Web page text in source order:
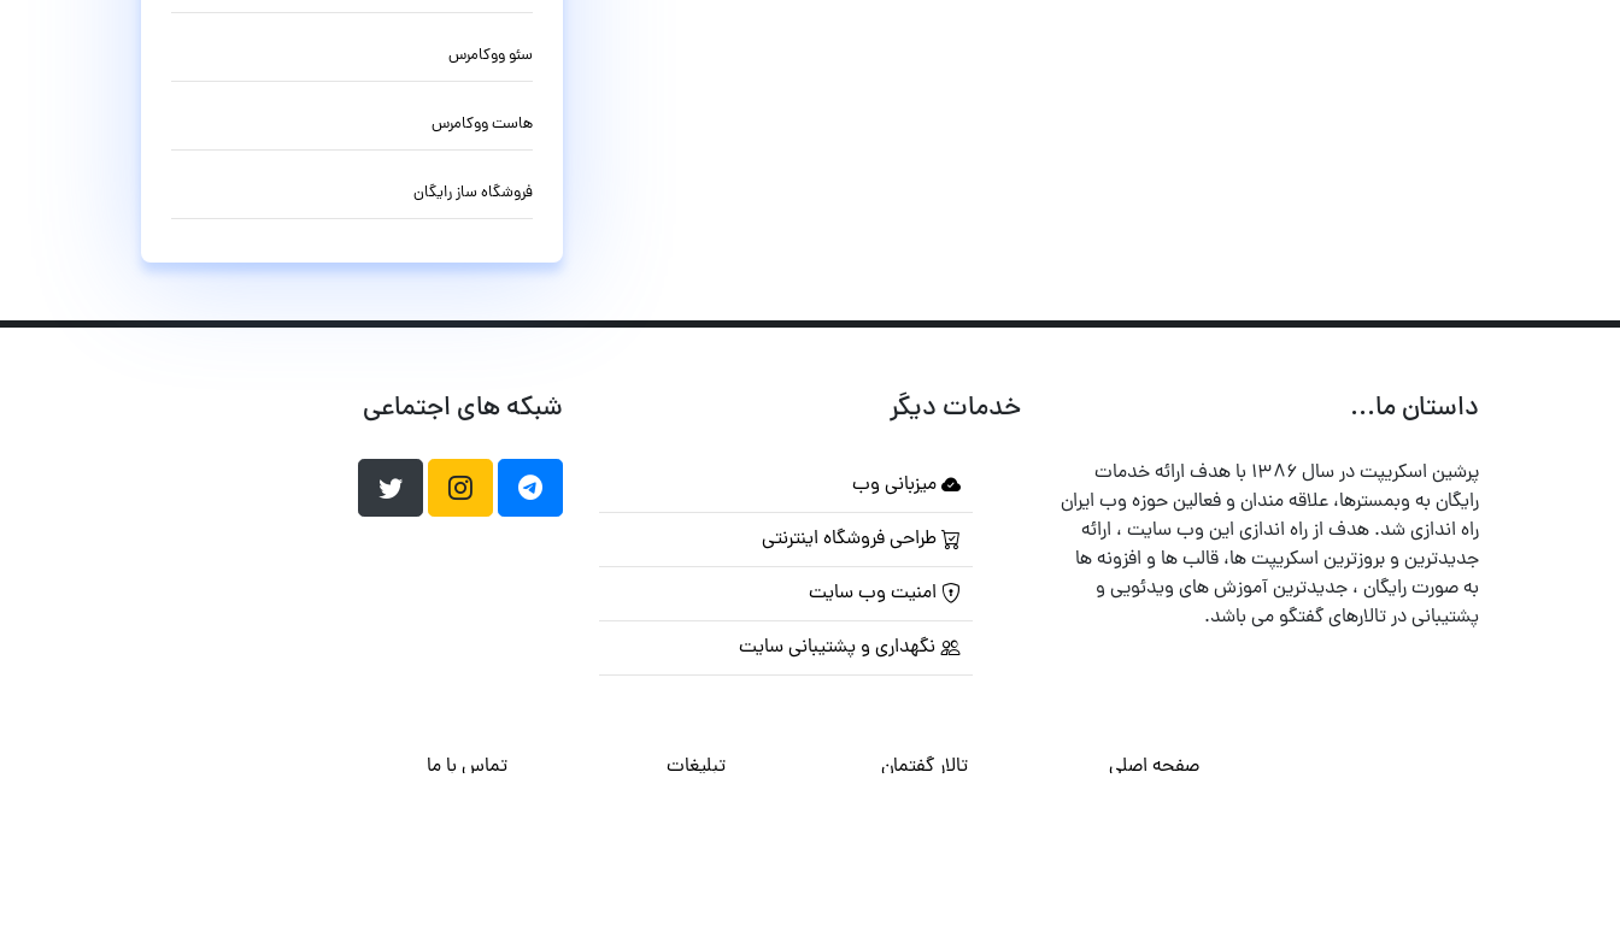
سئو ووکامرس
هاست ووکامرس
فروشگاه ساز رایگان
داستان ما...
پرشین اسکریپت در سال ۱۳۸۶ با هدف ارائه خدمات
رایگان به وبمسترها، علاقه مندان و فعالین حوزه وب ایران
راه اندازی شد. هدف از راه اندازی این وب سایت ، ارائه
جدیدترین و بروزترین اسکریپت ها، قالب ها و افزونه ها
به صورت رایگان ، جدیدترین آموزش های ویدئویی و
پشتیبانی در تالارهای گفتگو می باشد.
خدمات دیگر
میزبانی وب
طراحی فروشگاه اینترنتی
امنیت وب سایت
نگهداری و پشتیبانی سایت
شبکه های اجتماعی
صفحه اصلی تالار گفتمان تبلیغات تماس با ما